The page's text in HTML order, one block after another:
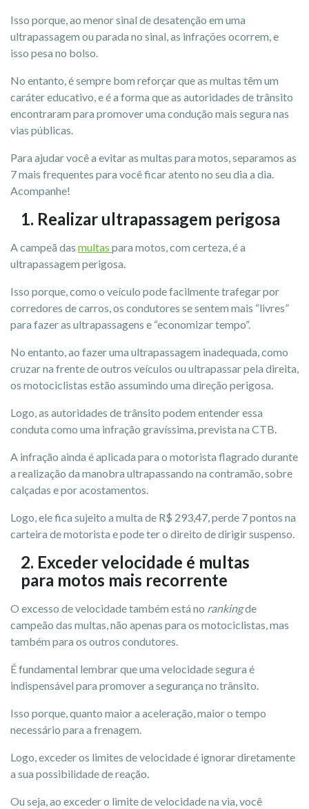
Isso porque, ao menor sinal de desatenção em uma
ultrapassagem ou parada no sinal, as infrações ocorrem, e
isso pesa no bolso.
No entanto, é sempre bom reforçar que as multas têm um
caráter educativo, e é a forma que as autoridades de trânsito
encontraram para promover uma condução mais segura nas
vias públicas.
Para ajudar você a evitar as multas para motos, separamos as
7 mais frequentes para você ficar atento no seu dia a dia.
Acompanhe!
1. Realizar ultrapassagem perigosa
A campeã das multas para motos, com certeza, é a
ultrapassagem perigosa.
Isso porque, como o veículo pode facilmente trafegar por
corredores de carros, os condutores se sentem mais “livres”
para fazer as ultrapassagens e “economizar tempo”.
No entanto, ao fazer uma ultrapassagem inadequada, como
cruzar na frente de outros veículos ou ultrapassar pela direita,
os motociclistas estão assumindo uma direção perigosa.
Logo, as autoridades de trânsito podem entender essa
conduta como uma infração gravíssima, prevista na CTB.
A infração ainda é aplicada para o motorista flagrado durante
a realização da manobra ultrapassando na contramão, sobre
calçadas e por acostamentos.
Logo, ele fica sujeito a multa de R$ 293,47, perde 7 pontos na
carteira de motorista e pode ter o direito de dirigir suspenso.
2. Exceder velocidade é multas
para motos mais recorrente
O excesso de velocidade também está no rankingde
campeão das multas, não apenas para os motociclistas, mas
também para os outros condutores.
É fundamental lembrar que uma velocidade segura é
indispensável para promover a segurança no trânsito.
Isso porque, quanto maior a aceleração, maior o tempo
necessário para a frenagem.
Logo, exceder os limites de velocidade é ignorar diretamente
a sua possibilidade de reação.
Ou seja, ao exceder o limite de velocidade na via, você